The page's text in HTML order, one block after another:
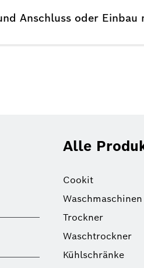
Anschluss oder Einbau
Alle
Cookit
Waschmaschinen
Trockner
Waschtrockner
Kühlschränke